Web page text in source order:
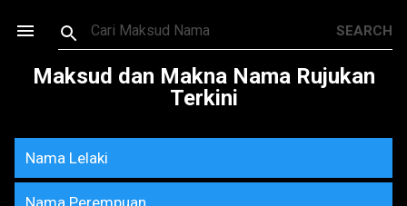
Skip to main content
Maksud dan Makna Nama Rujukan
Terkini
Nama Lelaki
Nama Perempuan